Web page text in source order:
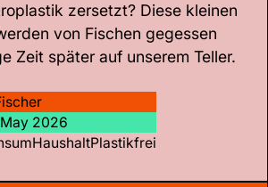
zersetzt? Diese kleinen
von Fischen gegessen
Zeit später auf unserem Teller.
2026
HaushaltPlastikfrei